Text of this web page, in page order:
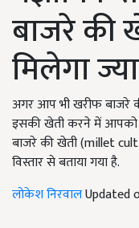
बाजरे की
मिलेगा
अगर आप भी खरीफ बाजरे
इसकी खेती करने में आपको
बाजरे की खेती (millet
विस्तार से बताया गया है.
लोकेश निरवालUpdated